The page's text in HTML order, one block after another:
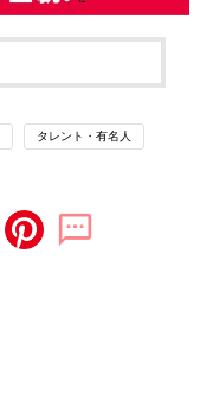
タレント・有名人